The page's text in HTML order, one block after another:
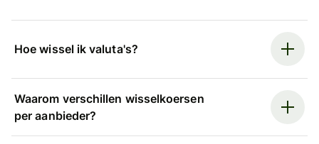
Hoe wissel ik valuta's?
Waarom verschillen wisselkoersen
per aanbieder?